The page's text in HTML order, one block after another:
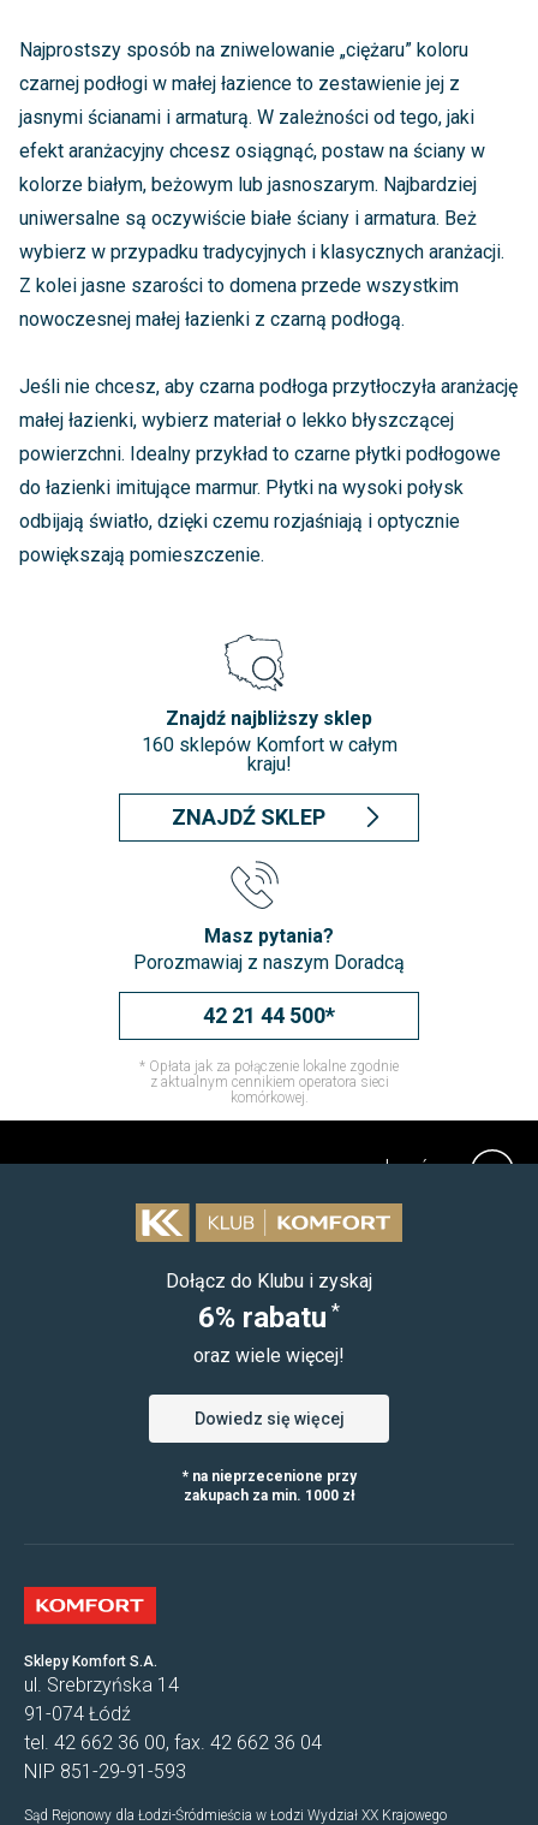
Najprostszy sposób na zniwelowanie „ciężaru” koloru
czarnej podłogi w małej łazience to zestawienie jej z
jasnymi ścianami i armaturą. W zależności od tego, jaki
efekt aranżacyjny chcesz osiągnąć, postaw na ściany w
kolorze białym, beżowym lub jasnoszarym. Najbardziej
uniwersalne są oczywiście białe ściany i armatura. Beż
wybierz w przypadku tradycyjnych i klasycznych aranżacji.
Z kolei jasne szarości to domena przede wszystkim
nowoczesnej małej łazienki z czarną podłogą.
Jeśli nie chcesz, aby czarna podłoga przytłoczyła aranżację
małej łazienki, wybierz materiał o lekko błyszczącej
powierzchni. Idealny przykład to czarne płytki podłogowe
do łazienki imitujące marmur. Płytki na wysoki połysk
odbijają światło, dzięki czemu rozjaśniają i optycznie
powiększają pomieszczenie.
Znajdź najbliższy sklep
160 sklepów Komfort w całym
kraju!
ZNAJDŹ SKLEP
Masz pytania?
Porozmawiaj z naszym Doradcą
42 21 44 500*
* Opłata jak za połączenie lokalne zgodnie
z aktualnym cennikiem operatora sieci
komórkowej.
do góry
Sklepy Komfort S.A.
ul. Srebrzyńska 14
91-074 Łódź
tel. 42 662 36 00, fax. 42 662 36 04
NIP 851-29-91-593
Sąd Rejonowy dla Łodzi-Śródmieścia w Łodzi Wydział XX Krajowego
Dołącz do Klubu i zyskaj
6% rabatu *
oraz wiele więcej!
Dowiedz się więcej
* na nieprzecenione przy
zakupach za min. 1000 zł